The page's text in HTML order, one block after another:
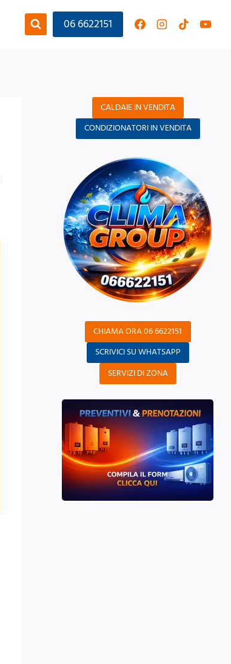
06 6622151
CALDAIE IN VENDITA
CONDIZIONATORI IN VENDITA
CHIAMA ORA 06 6622151
SCRIVICI SU WHATSAPP
SERVIZI DI ZONA